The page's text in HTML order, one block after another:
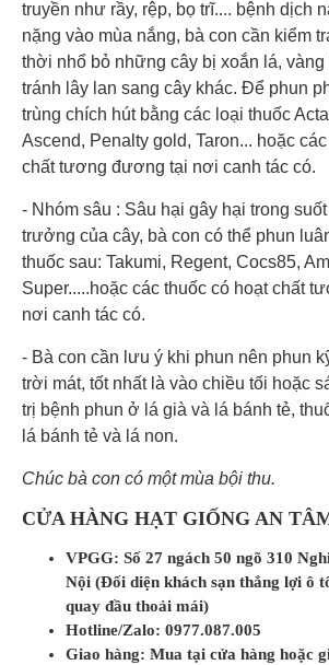
truyền như rầy, rệp, bọ trĩ.... bệnh dịch
nặng vào mùa nắng, bà con cần kiểm
thời nhổ bỏ những cây bị xoắn lá, vàng
tránh lây lan sang cây khác. Để phun
trùng chích hút bằng các loại thuốc
Ascend, Penalty gold, Taron... hoặc
chất tương đương tại nơi canh tác có.
- Nhóm sâu : Sâu hại gây hại trong
trưởng của cây, bà con có thể phun
thuốc sau: Takumi, Regent, Cocs85,
Super.....hoặc các thuốc có hoạt chất
nơi canh tác có.
- Bà con cần lưu ý khi phun nên phun
trời mát, tốt nhất là vào chiều tối hoặc
trị bệnh phun ở lá già và lá bánh tẻ,
lá bánh tẻ và lá non.
Chúc bà con có một mùa bội thu.
CỬA HÀNG HẠT GIỐNG AN
VPGG: Số 27 ngách 50 ngõ 310
Nội (Đối diện khách sạn thắng lợi ô
quay đầu thoải mái)
Hotline/Zalo: 0977.087.005
Giao hàng: Mua tại cửa hàng hoặc